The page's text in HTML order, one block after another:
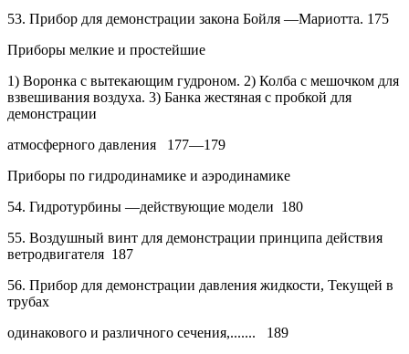
53. Прибор для демонстрации закона Бойля —Мариотта. 175
Приборы мелкие и простейшие
1) Воронка с вытекающим гудроном. 2) Колба с мешочком для
взвешивания воздуха. 3) Банка жестяная с пробкой для
демонстрации
атмосферного давления
177—179
Приборы по гидродинамике и аэродинамике
54. Гидротурбины —действующие модели 180
55. Воздушный винт для демонстрации принципа действия
ветродвигателя 187
56. Прибор для демонстрации давления жидкости, Текущей в
трубах
одинакового и различного сечения,.......
189